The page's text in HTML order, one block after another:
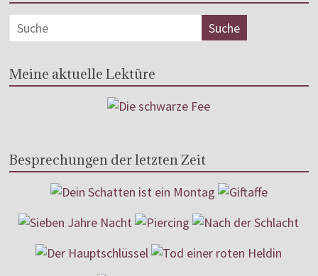
Meine aktuelle Lektüre
Besprechungen der letzten Zeit